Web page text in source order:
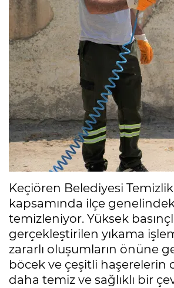
Keçiören Belediyesi
kapsamında ilçe
temizleniyor. Yüksek
gerçekleştirilen yıkama
zararlı oluşumların önüne
böcek ve çeşitli haşerelerin
daha temiz ve sağlıklı bir